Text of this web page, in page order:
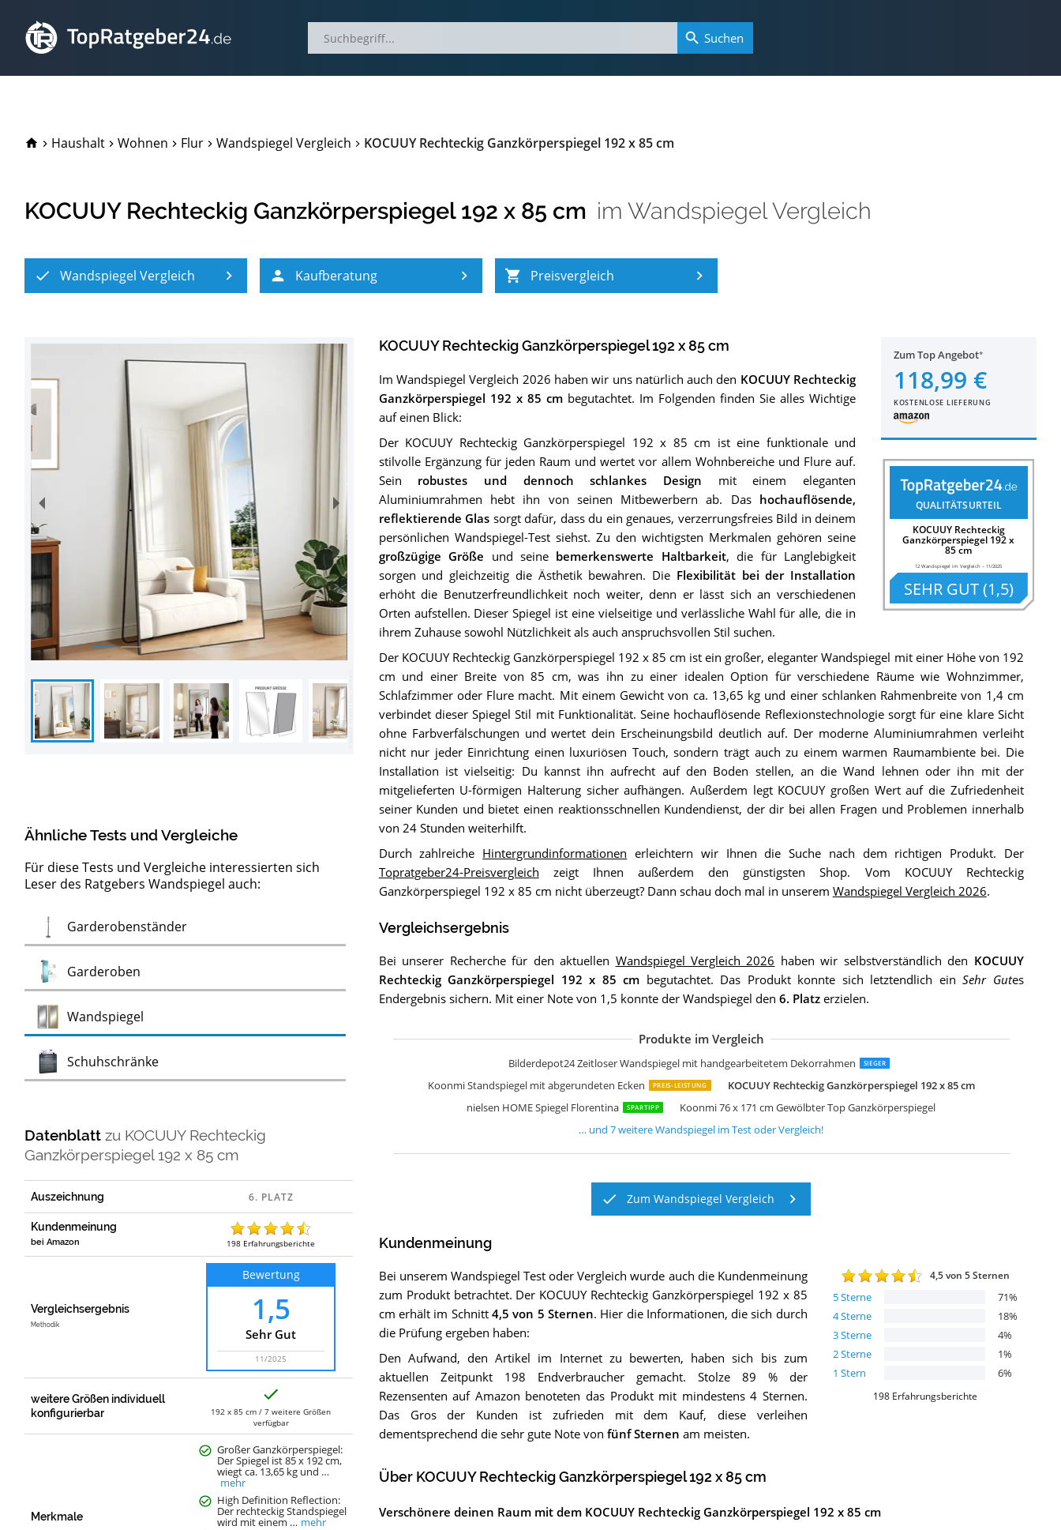
TopRatgeber24.de
Haushalt Wohnen Flur Wandspiegel Vergleich KOCUUY Rechteckig Ganzkörperspiegel 192 x 85 cm
KOCUUY Rechteckig Ganzkörperspiegel 192 x 85 cm im Wandspiegel Vergleich
Wandspiegel Vergleich Kaufberatung Preisvergleich
Ähnliche Tests und Vergleiche
Für diese Tests und Vergleiche interessierten sich
Leser des Ratgebers Wandspiegel auch:
GarderobenständerTest
Garderoben
Wandspiegel
SchuhschränkeTest
Datenblattzu KOCUUY Rechteckig
Ganzkörperspiegel 192 x 85 cm
Auszeichnung
Kundenmeinung
bei Amazon 198 Erfahrungsberichte
Vergleichsergebnis
Methodik
Bewertung
1,5
Sehr Gut
11/2025
weitere Größen individuell
konfigurierbar
192 x 85 cm / 7 weitere Größen
verfügbar
Merkmale
Großer Ganzkörperspiegel:
Der Spiegel ist 85 x 192 cm,
wiegt ca. 13,65 kg und …
mehr
High Definition Reflection:
Der rechteckig Standspiegel
wird mit einem … mehr
Zum Top Angebot
118,99 €
KOSTENLOSE LIEFERUNG
QUALITÄTSURTEIL
KOCUUY Rechteckig
Ganzkörperspiegel 192 x
85 cm
12 Wandspiegel im Vergleich –11/2025
SEHR GUT(1,5)
KOCUUY Rechteckig Ganzkörperspiegel 192 x 85 cm
Im Wandspiegel Vergleich 2026 haben wir uns natürlich auch den KOCUUY Rechteckig
Ganzkörperspiegel 192 x 85 cmbegutachtet. Im Folgenden finden Sie alles Wichtige
auf einen Blick:
Der KOCUUY Rechteckig Ganzkörperspiegel 192 x 85 cm ist eine funktionale und
stilvolle Ergänzung für jeden Raum und wertet vor allem Wohnbereiche und Flure auf.
Sein robustes und dennoch schlankes Design mit einem eleganten
Aluminiumrahmen hebt ihn von seinen Mitbewerbern ab. Das hochauflösende,
reflektierende Glas sorgt dafür, dass du ein genaues, verzerrungsfreies Bild in deinem
persönlichen Wandspiegel-Test siehst. Zu den wichtigsten Merkmalen gehören seine
großzügige Größe und seine bemerkenswerte Haltbarkeit, die für Langlebigkeit
sorgen und gleichzeitig die Ästhetik bewahren. Die Flexibilität bei der Installation
erhöht die Benutzerfreundlichkeit noch weiter, denn er lässt sich an verschiedenen
Orten aufstellen. Dieser Spiegel ist eine vielseitige und verlässliche Wahl für alle, die in
ihrem Zuhause sowohl Nützlichkeit als auch anspruchsvollen Stil suchen.
Der KOCUUY Rechteckig Ganzkörperspiegel 192 x 85 cm ist ein großer, eleganter Wandspiegel mit einer Höhe von 192
cm und einer Breite von 85 cm, was ihn zu einer idealen Option für verschiedene Räume wie Wohnzimmer,
Schlafzimmer oder Flure macht. Mit einem Gewicht von ca. 13,65 kg und einer schlanken Rahmenbreite von 1,4 cm
verbindet dieser Spiegel Stil mit Funktionalität. Seine hochauflösende Reflexionstechnologie sorgt für eine klare Sicht
ohne Farbverfälschungen und wertet dein Erscheinungsbild deutlich auf. Der moderne Aluminiumrahmen verleiht
nicht nur jeder Einrichtung einen luxuriösen Touch, sondern trägt auch zu einem warmen Raumambiente bei. Die
Installation ist vielseitig: Du kannst ihn aufrecht auf den Boden stellen, an die Wand lehnen oder ihn mit der
mitgelieferten U-förmigen Halterung sicher aufhängen. Außerdem legt KOCUUY großen Wert auf die Zufriedenheit
seiner Kunden und bietet einen reaktionsschnellen Kundendienst, der dir bei allen Fragen und Problemen innerhalb
von 24 Stunden weiterhilft.
Durch zahlreiche Hintergrundinformationen erleichtern wir Ihnen die Suche nach dem richtigen Produkt. Der
Topratgeber24-Preisvergleich zeigt Ihnen außerdem den günstigsten Shop. Vom KOCUUY Rechteckig
Ganzkörperspiegel 192 x 85 cm nicht überzeugt? Dann schau doch mal in unserem Wandspiegel Vergleich 2026.
Vergleichsergebnis
Bei unserer Recherche für den aktuellen Wandspiegel Vergleich 2026 haben wir selbstverständlich den KOCUUY
Rechteckig Ganzkörperspiegel 192 x 85 cm begutachtet. Das Produkt konnte sich letztendlich einSehr Gutes
Endergebnis sichern. Mit einer Note von 1,5 konnte der Wandspiegel den 6. Platzerzielen.
Produkte im Vergleich
Bilderdepot24 Zeitloser Wandspiegel mit handgearbeitetem Dekorrahmen SIEGER
Koonmi Standspiegel mit abgerundeten Ecken PREIS-LEISTUNG
KOCUUY Rechteckig Ganzkörperspiegel 192 x 85 cm
nielsen HOME Spiegel Florentina
SPARTIPP Koonmi 76 x 171 cm Gewölbter Top Ganzkörperspiegel
WANDERLUST DECO Wandspiegel mit antikem Metallfinish
nielsen HOME Wandspiegel Nevio
nielsen HOME Wandspiegel Chiara
Trintion Ganzkörperspiegel 110x33cm Wandspiegel Türspiegel
Frdhee Spiegel Groß Wandspiegel
SONGMICS Ganzkörperspiegel 160 x 50 cm
SONGMICS 61 cm d Spiegel rund
… und7weitereWandspiegel im Test oder Vergleich!
Zum Wandspiegel Vergleich
Kundenmeinung
4,5von 5 Sternen
5Sterne 71%
4Sterne 18%
3Sterne 4%
2Sterne 1%
1 Stern 6%
198 Erfahrungsberichte
Bei unserem Wandspiegel Test oder Vergleich wurde auch die Kundenmeinung
zum Produkt betrachtet. Der KOCUUY Rechteckig Ganzkörperspiegel 192 x 85
cmerhält im Schnitt 4,5 von 5 Sternen. Hier die Informationen, die sich durch
die Prüfung ergeben haben:
Den Aufwand, den Artikel im Internet zu bewerten, haben sich bis zum
aktuellen Zeitpunkt 198 Endverbraucher gemacht. Stolze 89 % der
Rezensenten auf Amazon benoteten das Produkt mit mindestens 4 Sternen.
Das Gros der Kunden ist zufrieden mit dem Kauf, diese verleihen
dementsprechend die sehr gute Note von fünf Sternen am meisten.
Über KOCUUY Rechteckig Ganzkörperspiegel 192 x 85 cm
Verschönere deinen Raum mit dem KOCUUY Rechteckig Ganzkörperspiegel 192 x 85 cm
Suchen